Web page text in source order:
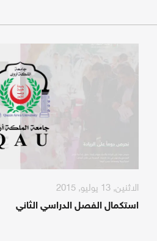
الاثنين, 13 يوليو, 2015
استكمال الفصل الدراسي الثاني